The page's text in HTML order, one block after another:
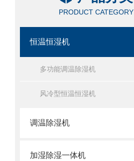
PRODUCT CATEGORY
恒温恒湿机
多功能调温除湿机
风冷型恒温恒湿机
调温除湿机
加湿除湿一体机